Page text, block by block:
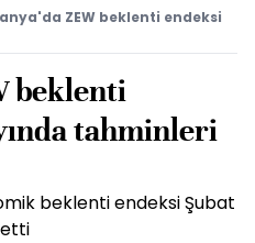
ZEW beklenti endeksi
beklenti
tahminleri
beklenti endeksi Şubat